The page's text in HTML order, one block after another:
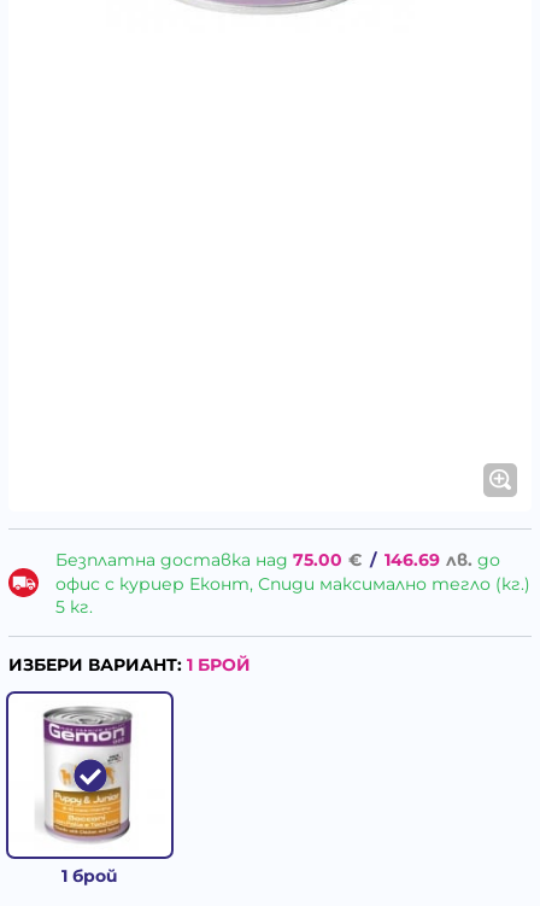
Безплатна доставка над 75.00 € / 146.69 лв. до
офис с куриер Еконт, Спиди максимално тегло (кг.)
5 кг.
ИЗБЕРИ ВАРИАНТ: 1 БРОЙ
1 брой